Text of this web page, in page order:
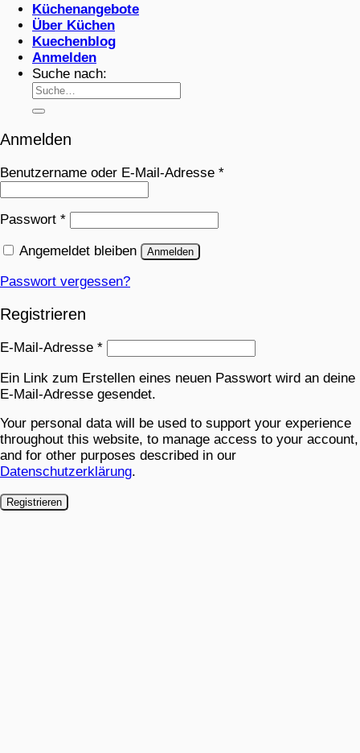
Küchenangebote
Über Küchen
Kuechenblog
Anmelden
Suche nach:
Anmelden
Benutzername oder E-Mail-Adresse *
Passwort *
Angemeldet bleiben Anmelden
Passwort vergessen?
Registrieren
E-Mail-Adresse *
Ein Link zum Erstellen eines neuen Passwort wird an deine
E-Mail-Adresse gesendet.
Your personal data will be used to support your experience
throughout this website, to manage access to your account,
and for other purposes described in our
Datenschutzerklärung.
Registrieren